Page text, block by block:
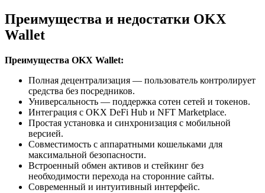
Преимущества и недостатки OKX
Wallet
Преимущества OKX Wallet:
Полная децентрализация — пользователь контролирует
средства без посредников.
Универсальность — поддержка сотен сетей и токенов.
Интеграция с OKX DeFi Hub и NFT Marketplace.
Простая установка и синхронизация с мобильной
версией.
Совместимость с аппаратными кошельками для
максимальной безопасности.
Встроенный обмен активов и стейкинг без
необходимости перехода на сторонние сайты.
Современный и интуитивный интерфейс.